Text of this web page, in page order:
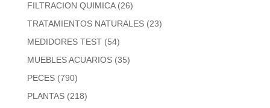
FILTRACION QUIMICA (26)
TRATAMIENTOS NATURALES (23)
MEDIDORES TEST (54)
MUEBLES ACUARIOS (35)
PECES (790)
PLANTAS (218)